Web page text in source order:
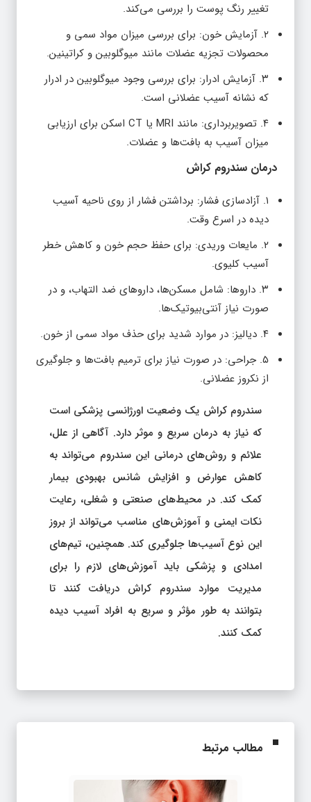
تغییر رنگ پوست را بررسی می‌کند.
۲. آزمایش خون: برای بررسی میزان مواد سمی و
محصولات تجزیه عضلات مانند میوگلوبین و کراتینین.
۳. آزمایش ادرار: برای بررسی وجود میوگلوبین در ادرار
که نشانه آسیب عضلانی است.
۴. تصویربرداری: مانند MRI یا CT اسکن برای ارزیابی
میزان آسیب به بافت‌ها و عضلات.
درمان سندروم کراش
۱. آزادسازی فشار: برداشتن فشار از روی ناحیه آسیب
دیده در اسرع وقت.
۲. مایعات وریدی: برای حفظ حجم خون و کاهش خطر
آسیب کلیوی.
۳. داروها: شامل مسکن‌ها، داروهای ضد التهاب، و در
صورت نیاز آنتی‌بیوتیک‌ها.
۴. دیالیز: در موارد شدید برای حذف مواد سمی از خون.
۵. جراحی: در صورت نیاز برای ترمیم بافت‌ها و جلوگیری
از نکروز عضلانی.
سندروم کراش یک وضعیت اورژانسی پزشکی است
که نیاز به درمان سریع و موثر دارد. آگاهی از علل،
علائم و روش‌های درمانی این سندروم می‌تواند به
کاهش عوارض و افزایش شانس بهبودی بیمار
کمک کند. در محیط‌های صنعتی و شغلی، رعایت
نکات ایمنی و آموزش‌های مناسب می‌تواند از بروز
این نوع آسیب‌ها جلوگیری کند. همچنین، تیم‌های
امدادی و پزشکی باید آموزش‌های لازم را برای
مدیریت موارد سندروم کراش دریافت کنند تا
بتوانند به طور مؤثر و سریع به افراد آسیب دیده
کمک کنند.
مطالب مرتبط